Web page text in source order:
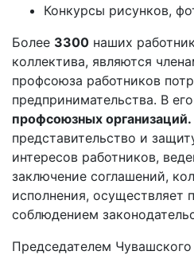
Более 3300 наших
коллектива, являются
профсоюза работников
предпринимательства. В
профсоюзных организаций.
представительство и
интересов работников,
заключение соглашений,
исполнения, осуществляет
соблюдением
Председателем
Конкурсы рисунков,